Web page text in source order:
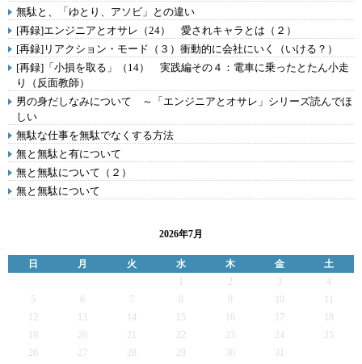
無駄と、「ゆとり、アソビ」との違い
[再録]エンジニアとオサレ（24） 愛されキャラとは（２）
[再録]リアクション・モード（３）衝動的に会社にいく（いける？）
[再録]「小損を取る」（14） 実践編その４：電車に乗ったとたん小走
り（反面教師）
男の身だしなみについて ～「エンジニアとオサレ」シリーズ読んでほ
しい
無駄な仕事を無駄でなくする方法
無と無駄と有について
無と無駄について（２）
無と無駄について
2026年7月
日 月 火 水 木 金
土
2 3
4
5
6 7 9
12
13 14 15 16 17
19
20 21 22 23 24
25
26
27 28 29 30 31